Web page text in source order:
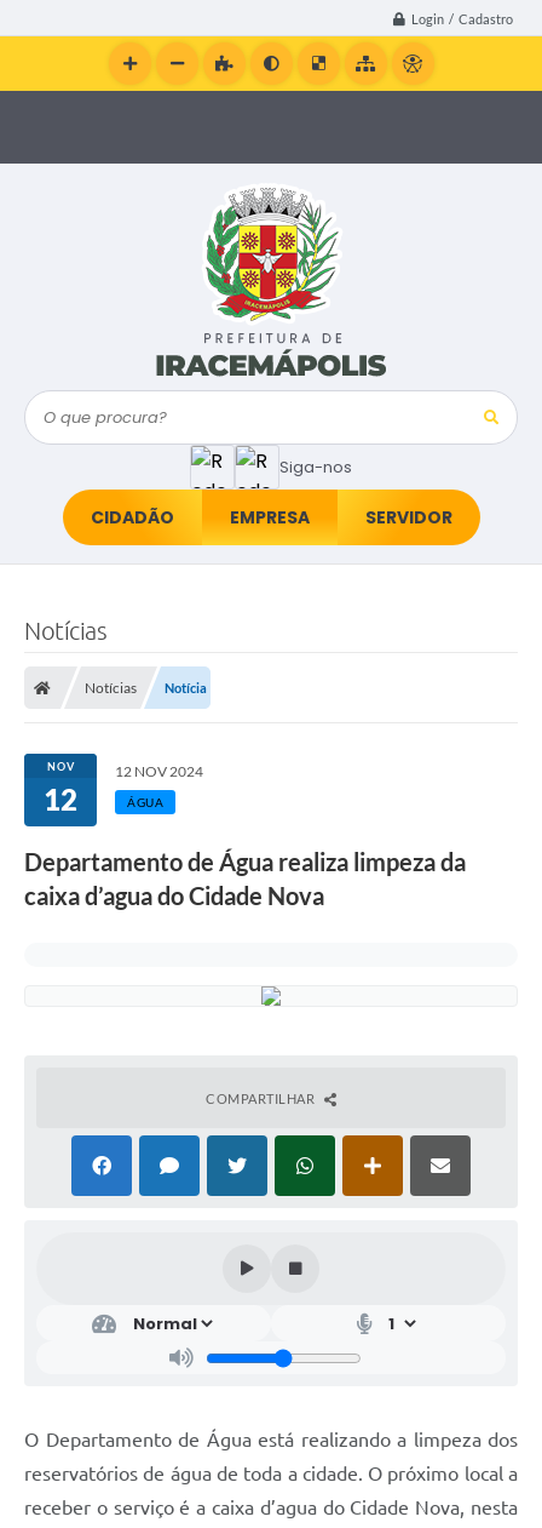
Login / Cadastro
Siga-nos
O que procura?
CIDADÃO EMPRESA SERVIDOR
Notícias
Notícias Notícia
NOV
12
12 NOV 2024
ÁGUA
Departamento de Água realiza limpeza da
caixa d’agua do Cidade Nova
COMPARTILHAR
O Departamento de Água está realizando a limpeza dos
reservatórios de água de toda a cidade. O próximo local a
receber o serviço é a caixa d’agua do Cidade Nova, nesta